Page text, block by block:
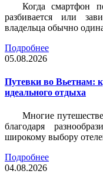
Когда смартфон
разбивается или
владельца обычно
Подробнее
05.08.2026
Путевки во Вьетнам:
идеального отдыха
Многие
благодаря
широкому выбору
Подробнее
04.08.2026